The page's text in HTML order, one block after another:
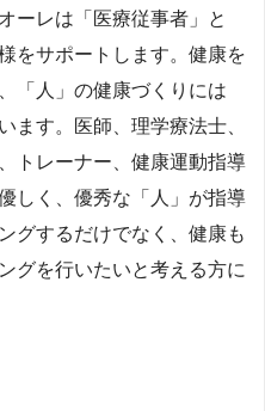
ーレは「医療従事者」と
をサポートします。健康を
「人」の健康づくりには
ます。医師、理学療法士、
トレーナー、健康運動指導
しく、優秀な「人」が指導
グするだけでなく、健康も
グを行いたいと考える方に